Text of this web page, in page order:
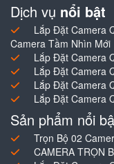
Dịch vụ nổi bật
Lắp Đặt Camera
Camera Tầm Nhìn Mới
Lắp Đặt Camera
Lắp Đặt Camera
Lắp Đặt Camera
Lắp Đặt Camera
Sản phẩm nổi
Trọn Bộ 02
CAMERA TRỌN